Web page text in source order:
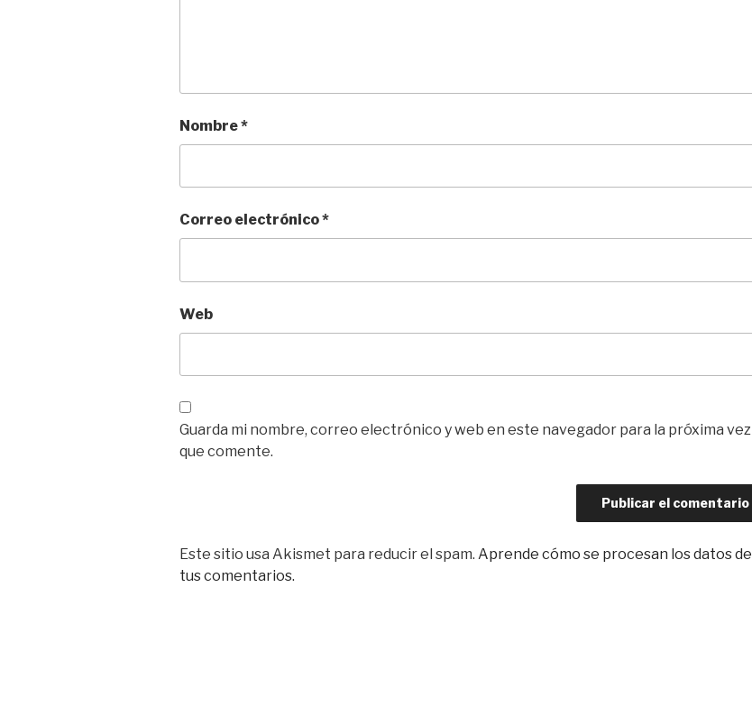
Nombre*
Correo electrónico*
Web
Guarda mi nombre, correo electrónico y web en este navegador para la próxima vez
que comente.
Este sitio usa Akismet para reducir el spam. Aprende cómo se procesan los datos de
tus comentarios.